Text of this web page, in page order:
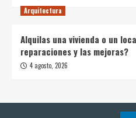
Arquitectura
Alquilas una vivienda o un
reparaciones y las mejoras?
4 agosto, 2026